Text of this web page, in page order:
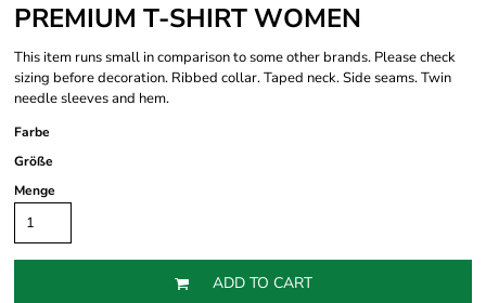
PREMIUM T-SHIRT WOMEN
This item runs small in comparison to some other brands. Please check
sizing before decoration. Ribbed collar. Taped neck. Side seams. Twin
needle sleeves and hem.
Farbe
Größe
Menge
ADD TO CART